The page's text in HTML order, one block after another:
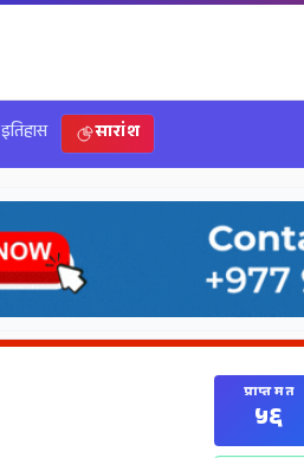
इतिहास सारांश
प्राप्त मत
५६